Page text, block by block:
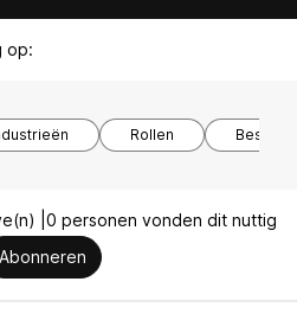
op:
Rollen
| 0 personen vonden dit nuttig
Abonneren